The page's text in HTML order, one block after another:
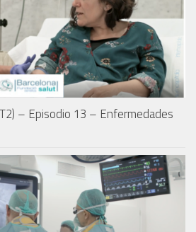
– Episodio 13 – Enfermedades